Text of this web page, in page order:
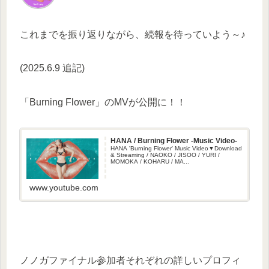
これまでを振り返りながら、続報を待っていよう～♪
(2025.6.9 追記)
「Burning Flower」のMVが公開に！！
HANA / Burning Flower -Music Video-
HANA 'Burning Flower' Music Video▼Download
& Streaming / NAOKO / JISOO / YURI /
MOMOKA / KOHARU / MA...
www.youtube.com
ノノガファイナル参加者それぞれの詳しいプロフィ